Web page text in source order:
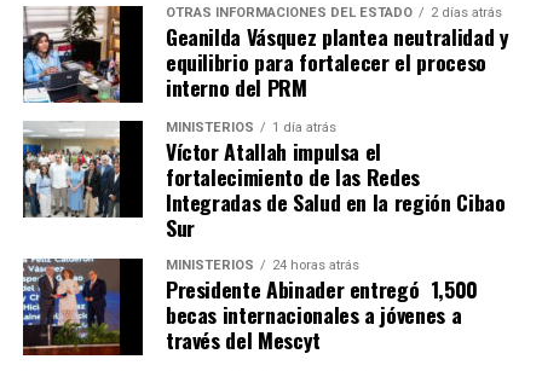
OTRAS INFORMACIONES DEL ESTADO 2 días atrás
Geanilda Vásquez plantea neutralidad y
equilibrio para fortalecer el proceso
interno del PRM
MINISTERIOS 1 día atrás
Víctor Atallah impulsa el
fortalecimiento de las Redes
Integradas de Salud en la región Cibao
Sur
MINISTERIOS 24 horas atrás
Presidente Abinader entregó 1,500
becas internacionales a jóvenes a
través del Mescyt